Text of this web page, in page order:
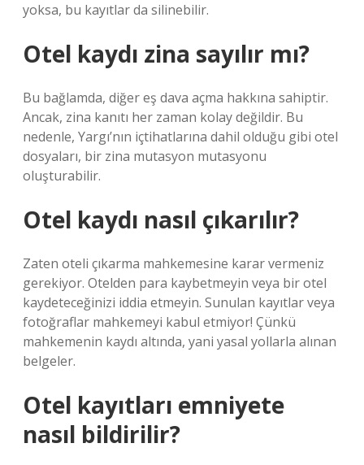
yoksa, bu kayıtlar da silinebilir.
Otel kaydı zina sayılır mı?
Bu bağlamda, diğer eş dava açma hakkına sahiptir.
Ancak, zina kanıtı her zaman kolay değildir. Bu
nedenle, Yargı’nın içtihatlarına dahil olduğu gibi otel
dosyaları, bir zina mutasyon mutasyonu
oluşturabilir.
Otel kaydı nasıl çıkarılır?
Zaten oteli çıkarma mahkemesine karar vermeniz
gerekiyor. Otelden para kaybetmeyin veya bir otel
kaydeteceğinizi iddia etmeyin. Sunulan kayıtlar veya
fotoğraflar mahkemeyi kabul etmiyor! Çünkü
mahkemenin kaydı altında, yani yasal yollarla alınan
belgeler.
Otel kayıtları emniyete
nasıl bildirilir?